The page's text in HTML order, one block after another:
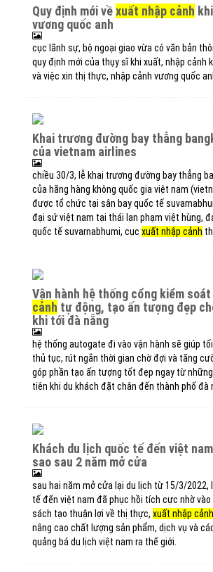
quy định mới vềxuất nhập cảnh
vương quốc anh
cục lãnh sự, bộ ngoại giao vừa có văn bản
quy định mới của thụy sĩ khi xuất, nhập cảnh
và việc xin thị thực, nhập cảnh vương quốc
khai trương đường bay thẳng bangkok-đà nẵng
của vietnam airlines
chiều 30/3, lễ khai trương đường bay thẳng
của hãng hàng không quốc gia việt nam
được tổ chức tại sân bay quốc tế
đại sứ việt nam tại thái lan phạm việt hùng,
quốc tế suvarnabhumi, cục xuất nhập cảnh
vận hành hệ thống cổng kiểm soát
cảnh tự động, tạo ấn tượng đẹp
khi tới đà nẵng
hệ thống autogate đi vào vận hành sẽ giúp
thủ tục, rút ngắn thời gian chờ đợi và tăng
góp phần tạo ấn tượng tốt đẹp ngay từ
tiên khi du khách đặt chân đến thành phố đà
khách du lịch quốc tế đến việt nam phục hồi ra
sao sau 2 năm mở cửa
sau hai năm mở cửa lại du lịch từ 15/3/2022,
tế đến việt nam đã phục hồi tích cực nhờ vào
sách tạo thuận lợi về thị thực, xuất nhập cảnh
nâng cao chất lượng sản phẩm, dịch vụ và
quảng bá du lịch việt nam ra thế giới.